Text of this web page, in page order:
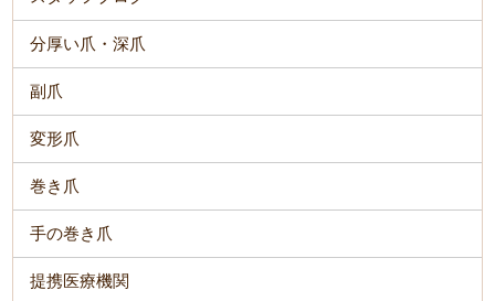
分厚い爪・深爪
副爪
変形爪
巻き爪
手の巻き爪
提携医療機関